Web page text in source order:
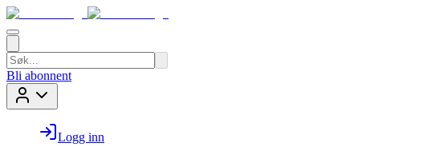
Bli abonnent
Logg inn